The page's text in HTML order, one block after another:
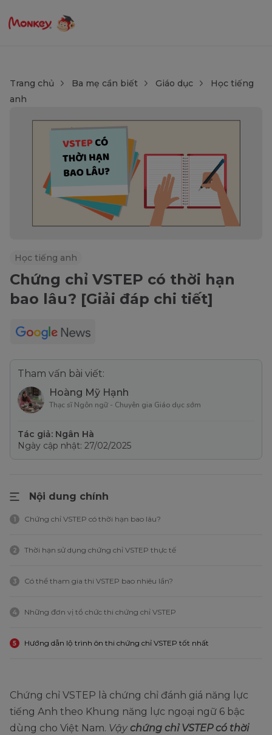
Trang chủ Ba mẹ cần biết Giáo dục
Học tiếng
anh
Học tiếng anh
Chứng chỉ VSTEP có thời hạn
bao lâu? [Giải đáp chi tiết]
Tham vấn bài viết:
Hoàng Mỹ Hạnh
Thạc sĩ Ngôn ngữ - Chuyên gia Giáo dục sớm
Tác giả: Ngân Hà
Ngày cập nhật: 27/02/2025
Nội dung chính
1 Chứng chỉ VSTEP có thời hạn bao lâu?
2 Thời hạn sử dụng chứng chỉ VSTEP thực tế
3 Có thể tham gia thi VSTEP bao nhiêu lần?
4 Những đơn vị tổ chức thi chứng chỉ VSTEP
5 Hướng dẫn lộ trình ôn thi chứng chỉ VSTEP tốt nhất
Chứng chỉ VSTEP là chứng chỉ đánh giá năng lực
tiếng Anh theo Khung năng lực ngoại ngữ 6 bậc
dùng cho Việt Nam. Vậy chứng chỉ VSTEP có thời